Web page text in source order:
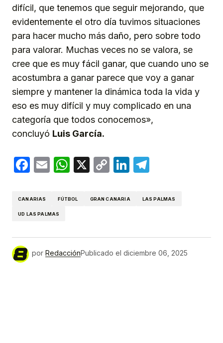
difícil, que tenemos que seguir mejorando, que
evidentemente el otro día tuvimos situaciones
para hacer mucho más daño, pero sobre todo
para valorar. Muchas veces no se valora, se
cree que es muy fácil ganar, que cuando uno se
acostumbra a ganar parece que voy a ganar
siempre y mantener la dinámica toda la vida y
eso es muy difícil y muy complicado en una
categoría que todos conocemos»,
concluyó Luis García.
Facebook
EmailWhatsApp
X
CopyLinkedIn
CANARIAS FÚTBOL GRAN CANARIA LAS PALMAS
UD LAS PALMAS
por RedacciónPublicado el diciembre 06, 2025